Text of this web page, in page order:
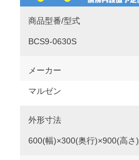
商品型番/型式
BCS9-0630S
メーカー
マルゼン
外形寸法
600(幅)×300(奥行)×900(高さ)